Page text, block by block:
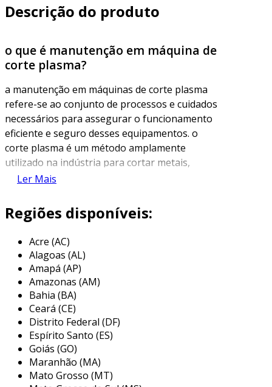
Descrição do produto
o que é manutenção em máquina de
corte plasma?
a manutenção em máquinas de corte plasma
refere-se ao conjunto de processos e cuidados
necessários para assegurar o funcionamento
eficiente e seguro desses equipamentos. o
corte plasma é um método amplamente
utilizado na indústria para cortar metais,
utilizando um jato de plasma gerado por
fundamental para garantir que a máquina
opere com precisão, prolongando sua vida útil
e evitando falhas operacionais.
esse tipo de manutenção envolve não apenas a
verificação de peças mecânicas e elétricas, mas
também o monitoramento da qualidade do
plasma, a calibração da potência e a limpeza
dos componentes. uma manutenção regular
pode prevenir paradas inesperadas na
produção, que podem resultar em perdas
financeiras significativas. além disso, a
realização de manutenções preditivas pode
Ler Mais
Regiões disponíveis:
Acre (AC)
Alagoas (AL)
Amapá (AP)
Amazonas (AM)
Bahia (BA)
Ceará (CE)
Distrito Federal (DF)
Espírito Santo (ES)
Goiás (GO)
Maranhão (MA)
Mato Grosso (MT)